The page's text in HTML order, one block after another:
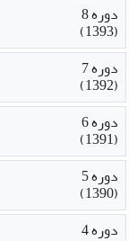
دوره 8
(1393)
دوره 7
(1392)
دوره 6
(1391)
دوره 5
(1390)
دوره 4